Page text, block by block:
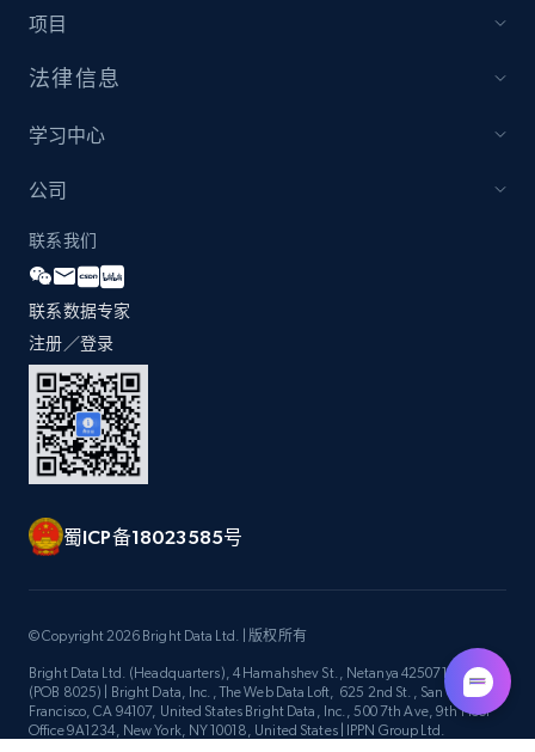
products by specific category URL
Title, Seller name, Brand, Description, Initial
price, Currency, Availability, Reviews count, and
more.
2.1K+
Amazon products global dataset -
Title, Seller name, Brand, Description, Initial
more.
项目
法律信息
学习中心
公司
联系我们
联系数据专家
注册／登录
蜀ICP备18023585号
© Copyright 2026 Bright Data Ltd. | 版权所有
Bright Data Ltd. (Headquarters), 4 Hamahshev St., Netanya 4250714, Israel
(POB 8025) | Bright Data, Inc., The Web Data Loft, 625 2nd St., San
Francisco, CA 94107, United States Bright Data, Inc., 500 7th Ave, 9th Floor
Office 9A1234, New York, NY 10018, United States | IPPN Group Ltd.